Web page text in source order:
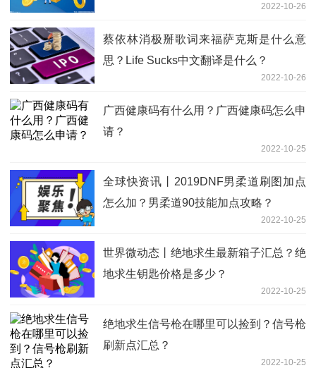
2022-10-26
蔡依林消极掰歌词来福萨克斯是什么意
思？Life Sucks中文翻译是什么？
2022-10-26
广西健康码有什么用？广西健康码怎么申
请？
2022-10-25
全球快资讯丨2019DNF男柔道刷图加点
怎么加？男柔道90技能加点攻略？
2022-10-25
世界微动态丨绝地求生最新箱子汇总？绝
地求生钥匙价格是多少？
2022-10-25
绝地求生信号枪在哪里可以捡到？信号枪
刷新点汇总？
2022-10-25